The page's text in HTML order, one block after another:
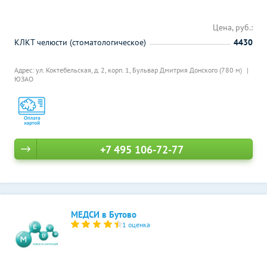
Адрес: ул. Коктебельская, д. 2, корп. 1, Бульвар Дмитрия Донского (780 м)
ЮЗАО
Цена, руб.:
КЛКТ челюсти (стоматологическое)
4430
+7 495 106-72-77
МЕДСИ в Бутово
1 оценка